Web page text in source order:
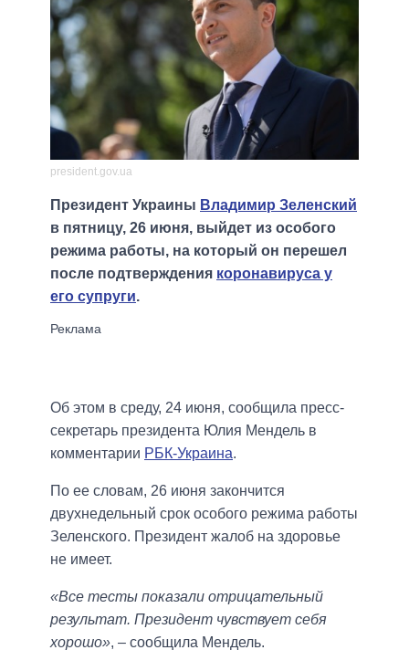
president.gov.ua
Президент Украины Владимир Зеленский
в пятницу, 26 июня, выйдет из особого
режима работы, на который он перешел
после подтверждения коронавируса у
его супруги.
Об этом в среду, 24 июня, сообщила пресс-
секретарь президента Юлия Мендель в
комментарии РБК-Украина.
По ее словам, 26 июня закончится
двухнедельный срок особого режима работы
Зеленского. Президент жалоб на здоровье
не имеет.
«Все тесты показали отрицательный
результат. Президент чувствует себя
хорошо», – сообщила Мендель.